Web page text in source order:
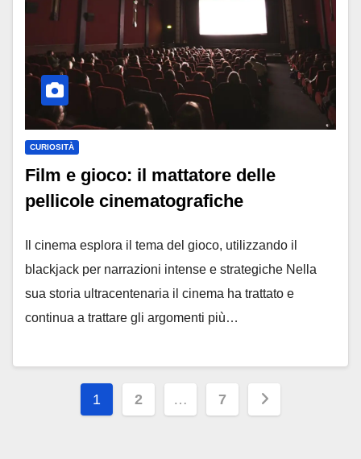
CURIOSITÀ
Film e gioco: il mattatore delle
pellicole cinematografiche
Il cinema esplora il tema del gioco, utilizzando il
blackjack per narrazioni intense e strategiche Nella
sua storia ultracentenaria il cinema ha trattato e
continua a trattare gli argomenti più…
Paginazione
1 2 … 7